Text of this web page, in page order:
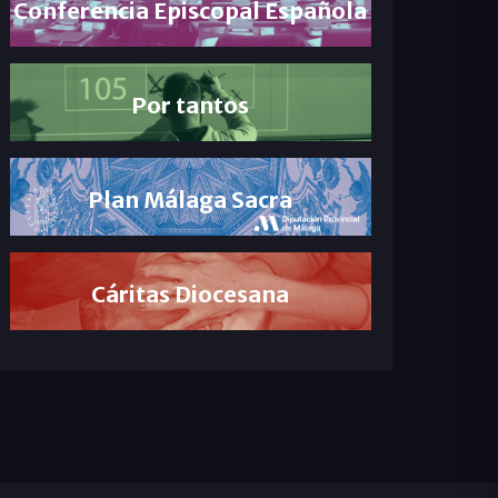
Conferencia Episcopal Española
Por tantos
Plan Málaga Sacra
Cáritas Diocesana